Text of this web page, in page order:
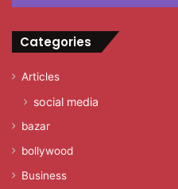
Categories
Articles
social media
bazar
bollywood
Business